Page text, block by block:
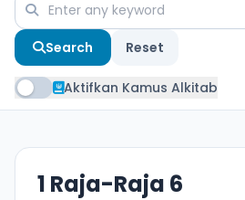
Search Reset
Aktifkan Kamus Alkitab
1 Raja-Raja 6